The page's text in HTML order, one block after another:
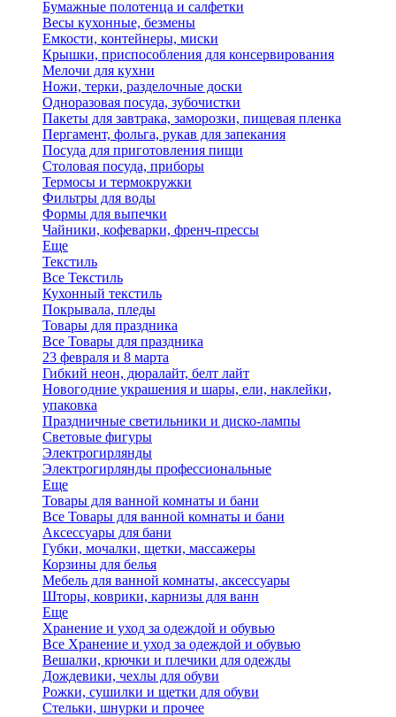
Бумажные полотенца и салфетки
Весы кухонные, безмены
Емкости, контейнеры, миски
Крышки, приспособления для консервирования
Мелочи для кухни
Ножи, терки, разделочные доски
Одноразовая посуда, зубочистки
Пакеты для завтрака, заморозки, пищевая пленка
Пергамент, фольга, рукав для запекания
Посуда для приготовления пищи
Столовая посуда, приборы
Термосы и термокружки
Фильтры для воды
Формы для выпечки
Чайники, кофеварки, френч-прессы
Еще
Текстиль
Все Текстиль
Кухонный текстиль
Покрывала, пледы
Товары для праздника
Все Товары для праздника
23 февраля и 8 марта
Гибкий неон, дюралайт, белт лайт
Новогодние украшения и шары, ели, наклейки,
упаковка
Праздничные светильники и диско-лампы
Световые фигуры
Электрогирлянды
Электрогирлянды профессиональные
Еще
Товары для ванной комнаты и бани
Все Товары для ванной комнаты и бани
Аксессуары для бани
Губки, мочалки, щетки, массажеры
Корзины для белья
Мебель для ванной комнаты, аксессуары
Шторы, коврики, карнизы для ванн
Еще
Хранение и уход за одеждой и обувью
Все Хранение и уход за одеждой и обувью
Вешалки, крючки и плечики для одежды
Дождевики, чехлы для обуви
Рожки, сушилки и щетки для обуви
Стельки, шнурки и прочее